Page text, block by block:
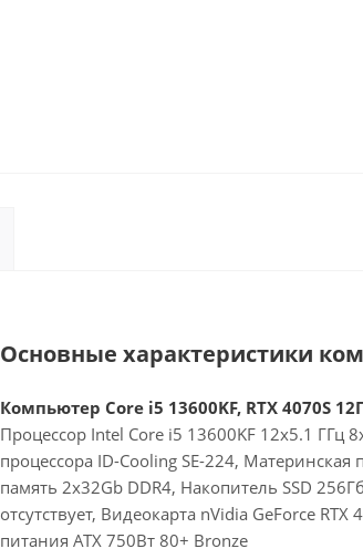
Основные характеристики
Компьютер Core i5 13600KF, RTX 4070S
Процессор Intel Core i5 13600KF 12x5.1 ГГц
процессора ID-Cooling SE-224, Материнская
память 2x32Gb DDR4, Накопитель SSD
отсутствует, Видеокарта nVidia GeForce
питания ATX 750Вт 80+ Bronze